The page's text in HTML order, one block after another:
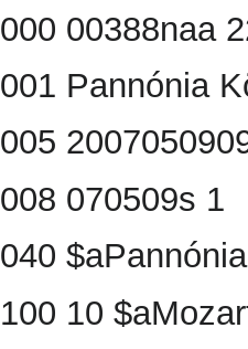
000 00388naa
001 Pannónia
005
008 070509s 1
040
100 10